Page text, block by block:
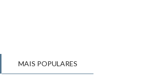
MAIS POPULARES